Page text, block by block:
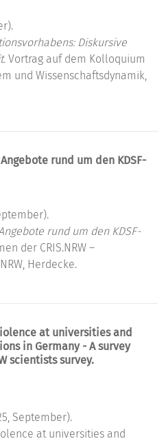
Diskursive
Vortrag auf dem Kolloquium
und Wissenschaftsdynamik,
rund um den KDSF-
rund um den KDSF-
der CRIS.NRW –
Herdecke.
at universities and
in Germany - A survey
scientists survey.
September).
at universities and